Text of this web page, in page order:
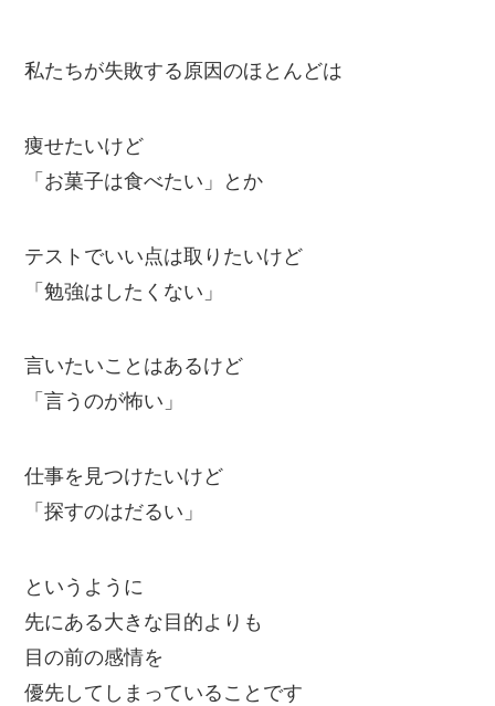
私たちが失敗する原因のほとんどは
痩せたいけど
「お菓子は食べたい」とか
テストでいい点は取りたいけど
「勉強はしたくない」
言いたいことはあるけど
「言うのが怖い」
仕事を見つけたいけど
「探すのはだるい」
というように
先にある大きな目的よりも
目の前の感情を
優先してしまっていることです